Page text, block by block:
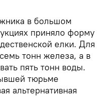
в большом
приняло форму
елки. Для
тонн железа, а в
пять тонн воды.
тюрьме
альтернативная